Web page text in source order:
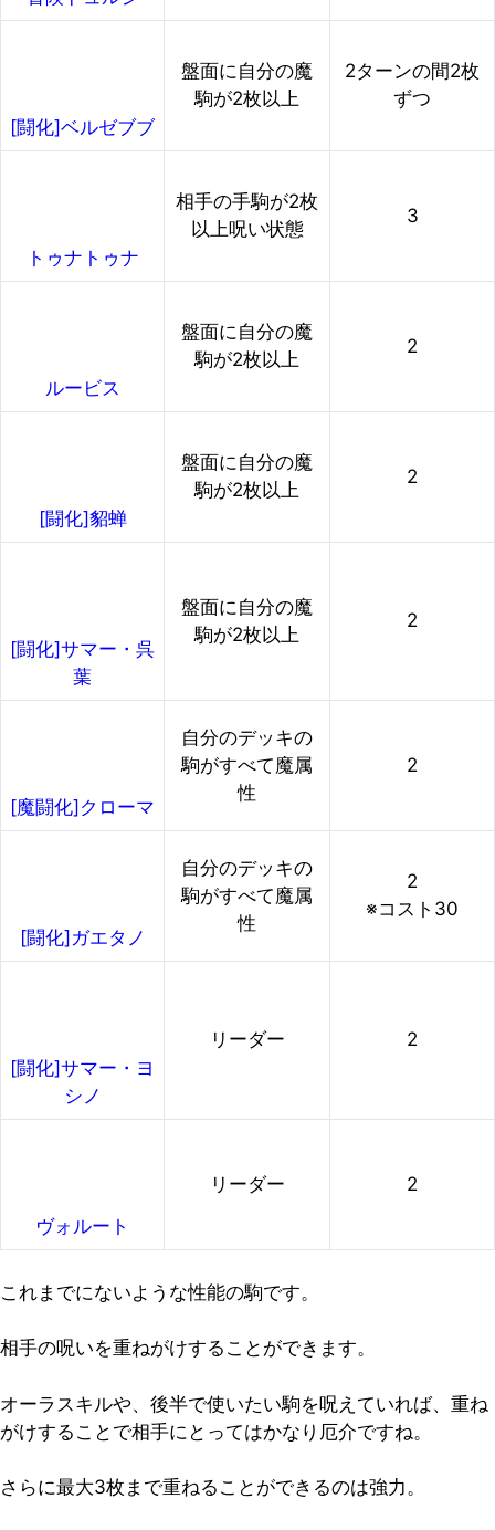
[闘化]ベルゼブブ
盤面に自分の魔
駒が2枚以上
2ターンの間2枚
ずつ
トゥナトゥナ
相手の手駒が2枚
以上呪い状態
3
ルービス
盤面に自分の魔
駒が2枚以上
2
[闘化]貂蝉
盤面に自分の魔
駒が2枚以上
2
[闘化]サマー・呉
葉
盤面に自分の魔
駒が2枚以上
2
[魔闘化]クローマ
自分のデッキの
駒がすべて魔属
性
2
[闘化]ガエタノ
自分のデッキの
駒がすべて魔属
性
2
※コスト30
[闘化]サマー・ヨ
シノ
リーダー 2
ヴォルート
リーダー 2
これまでにないような性能の駒です。
相手の呪いを重ねがけすることができます。
オーラスキルや、後半で使いたい駒を呪えていれば、重ね
がけすることで相手にとってはかなり厄介ですね。
さらに最大3枚まで重ねることができるのは強力。